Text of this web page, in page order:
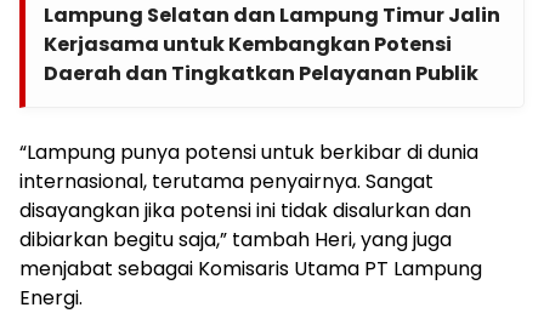
Lampung Selatan dan Lampung Timur Jalin
Kerjasama untuk Kembangkan Potensi
Daerah dan Tingkatkan Pelayanan Publik
“Lampung punya potensi untuk berkibar di dunia
internasional, terutama penyairnya. Sangat
disayangkan jika potensi ini tidak disalurkan dan
dibiarkan begitu saja,” tambah Heri, yang juga
menjabat sebagai Komisaris Utama PT Lampung
Energi.